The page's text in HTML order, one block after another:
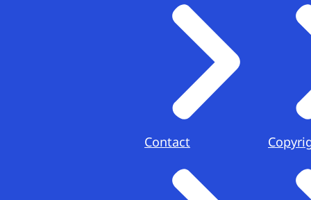
Contact